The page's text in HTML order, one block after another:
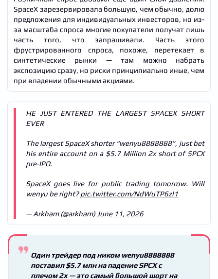
SpaceX зарезервировала большую, чем обычно, долю
предложения для индивидуальных инвесторов, но из-
за масштаба спроса многие покупатели получат лишь
часть того, что запрашивали. Часть этого
фрустрированного спроса, похоже, перетекает в
синтетические рынки — там можно набрать
экспозицию сразу, но риски принципиально иные, чем
при владении обычными акциями.
HE JUST ENTERED THE LARGEST SPACEX SHORT
EVER
The largest SpaceX shorter “wenyu8888888”, just bet
his entire account on a $5.7 Million 2x short of SPCX
pre-IPO.
SpaceX goes live for public trading tomorrow. Will
wenyu be right?pic.twitter.com/NdWuTP6zl1
— Arkham (@arkham) June 11, 2026
Один трейдер под ником wenyu8888888
поставил$5.7 млнна падение SPCX с
плечом 2x — это самый большой шорт на